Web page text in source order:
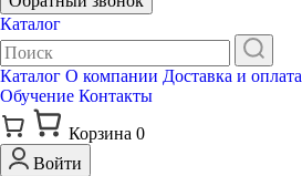
Каталог
Каталог О компании Доставка и оплата
Обучение Контакты
Корзина 0
Войти